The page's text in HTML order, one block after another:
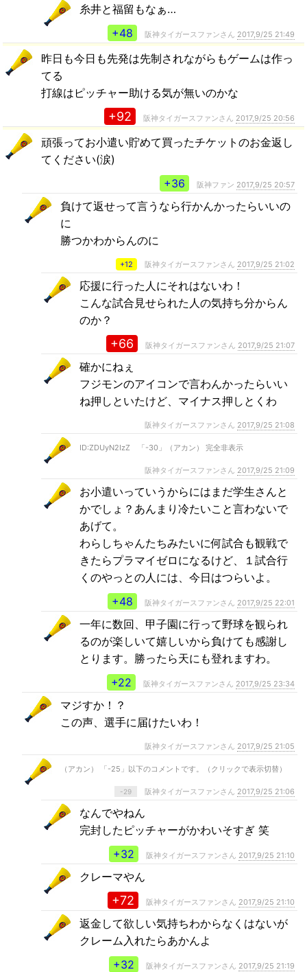
糸井と福留もなぁ…
+48
阪神タイガースファンさん 2017,9/25 21:49
昨日も今日も先発は先制されながらもゲームは作っ
てる
打線はピッチャー助ける気が無いのかな
+92 阪神タイガースファンさん 2017,9/25 20:56
頑張ってお小遣い貯めて買ったチケットのお金返し
てください(涙)
+36
阪神ファン 2017,9/25 20:57
負けて返せって言うなら行かんかったらいいの
に
勝つかわからんのに
+12 阪神タイガースファンさん 2017,9/25 21:02
応援に行った人にそれはないわ！
こんな試合見せられた人の気持ち分からん
のか？
+66 阪神タイガースファンさん 2017,9/25 21:07
確かにねぇ
フジモンのアイコンで言わんかったらいい
ね押しといたけど、マイナス押しとくわ
阪神タイガースファンさん 2017,9/25 21:08
ID:ZDUyN2IzZ 「-30」（アカン） 完全非表示
阪神タイガースファンさん 2017,9/25 21:09
お小遣いっていうからにはまだ学生さんと
かでしょ？あんまり冷たいこと言わないで
あげて。
わらしちゃんたちみたいに何試合も観戦で
きたらプラマイゼロになるけど、１試合行
くのやっとの人には、今日はつらいよ。
+48
阪神タイガースファンさん 2017,9/25 22:01
一年に数回、甲子園に行って野球を観られ
るのが楽しいて嬉しいから負けても感謝し
とります。勝ったら天にも登れますわ。
+22
阪神タイガースファンさん 2017,9/25 23:34
マジすか！？
この声、選手に届けたいわ！
阪神タイガースファンさん 2017,9/25 21:05
（アカン） 「-25」以下のコメントです。（クリックで表示切替）
-29 阪神タイガースファンさん 2017,9/25 21:06
なんでやねん
完封したピッチャーがかわいそすぎ 笑
+32
阪神タイガースファンさん 2017,9/25 21:10
クレーマやん
+72 阪神タイガースファンさん 2017,9/25 21:10
返金して欲しい気持ちわからなくはないが
クレーム入れたらあかんよ
+32
阪神タイガースファンさん 2017,9/25 21:19